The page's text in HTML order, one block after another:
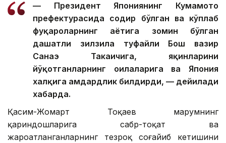
— Президент Япониянинг Кумамото
префектурасида содир бўлган ва кўплаб
фуқароларнинг ҳаётига зомин бўлган
даҳшатли зилзила туфайли Бош вазир
Санаэ Такаичига, яқинларини
йўқотганларнинг оилаларига ва Япония
халқига ҳамдардлик билдирди, — дейилади
хабарда.
Қасим-Жомарт Тоқаев марҳумнинг
қариндошларига сабр-тоқат ва
жароҳатланганларнинг тезроқ соғайиб кетишини